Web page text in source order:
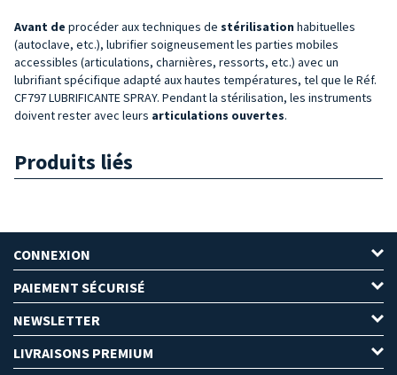
Avant de procéder aux techniques de stérilisation habituelles
(autoclave, etc.), lubrifier soigneusement les parties mobiles
accessibles (articulations, charnières, ressorts, etc.) avec un
lubrifiant spécifique adapté aux hautes températures, tel que le Réf.
CF797 LUBRIFICANTE SPRAY. Pendant la stérilisation, les instruments
doivent rester avec leurs articulations ouvertes.
Produits liés
CONNEXION
PAIEMENT SÉCURISÉ
NEWSLETTER
LIVRAISONS PREMIUM